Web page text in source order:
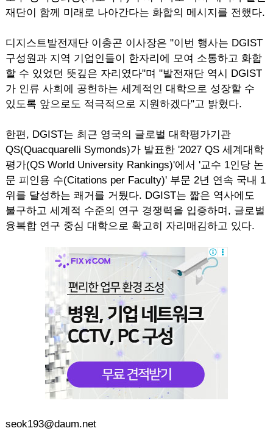
재단이 함께 미래로 나아간다는 화합의 메시지를 전했다.
디지스트발전재단 이충곤 이사장은 "이번 행사는 DGIST
구성원과 지역 기업인들이 한자리에 모여 소통하고 화합
할 수 있었던 뜻깊은 자리였다"며 "발전재단 역시 DGIST
가 인류 사회에 공헌하는 세계적인 대학으로 성장할 수
있도록 앞으로도 적극적으로 지원하겠다"고 밝혔다.
한편, DGIST는 최근 영국의 글로벌 대학평가기관
QS(Quacquarelli Symonds)가 발표한 '2027 QS 세계대학
평가(QS World University Rankings)'에서 '교수 1인당 논
문 피인용 수(Citations per Faculty)' 부문 2년 연속 국내 1
위를 달성하는 쾌거를 거뒀다. DGIST는 짧은 역사에도
불구하고 세계적 수준의 연구 경쟁력을 입증하며, 글로벌
융복합 연구 중심 대학으로 확고히 자리매김하고 있다.
seok193@daum.net